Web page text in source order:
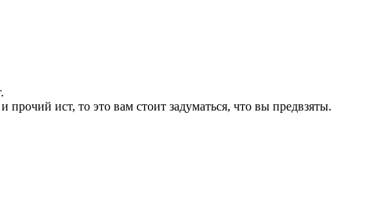
ист, то это вам стоит задуматься, что вы предвзяты.